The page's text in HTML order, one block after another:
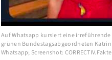
Auf Whatsapp kursiert eine
grünen Bundestagsabgeordneten
Whatsapp; Screenshot: